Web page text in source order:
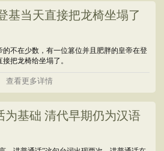
基当天直接把龙椅坐塌了
不在少数，有一位篡位并且肥胖的皇帝在登
把龙椅给坐塌了。
查看更多详情
为基础 清代早期仍为汉语